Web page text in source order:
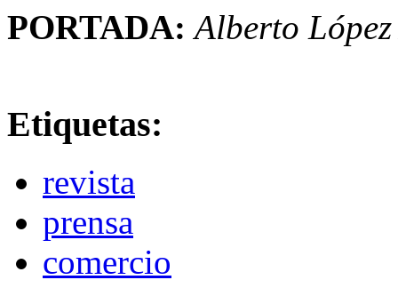
PORTADA:Alberto
Etiquetas:
revista
prensa
comercio